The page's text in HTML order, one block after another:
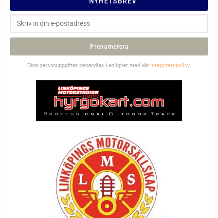
Prenumerera
Dina personuppgifter behandlas i enlighet med vår integritetspolicy.